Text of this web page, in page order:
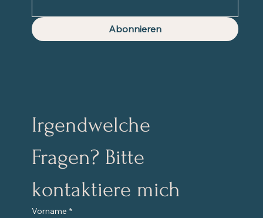
Irgendwelche
Fragen? Bitte
kontaktiere mich
Vorname *
Abonnieren